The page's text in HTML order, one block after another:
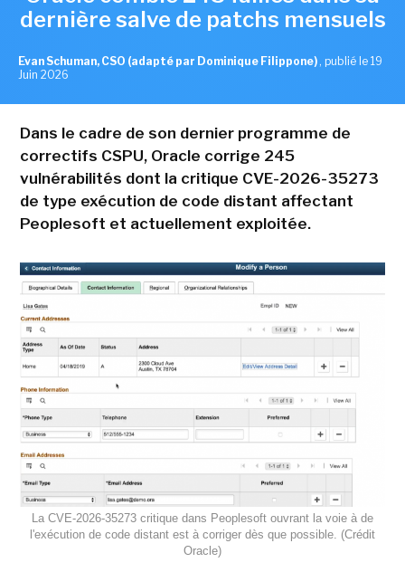
dernière salve de patchs mensuels
Evan Schuman, CSO (adapté par Dominique Filippone) , publié le 19
Juin 2026
Dans le cadre de son dernier programme de
correctifs CSPU, Oracle corrige 245
vulnérabilités dont la critique CVE-2026-35273
de type exécution de code distant affectant
Peoplesoft et actuellement exploitée.
La CVE-2026-35273 critique dans Peoplesoft ouvrant la voie à de
l'exécution de code distant est à corriger dès que possible. (Crédit
Oracle)